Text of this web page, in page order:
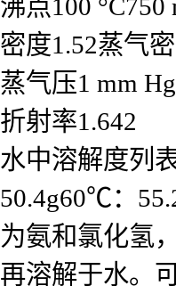
沸点100 °C750
密度1.52蒸气
蒸气压1 mm
折射率1.642
水中溶解度列
50.4g60℃：
为氨和氯化氢
再溶解于水。